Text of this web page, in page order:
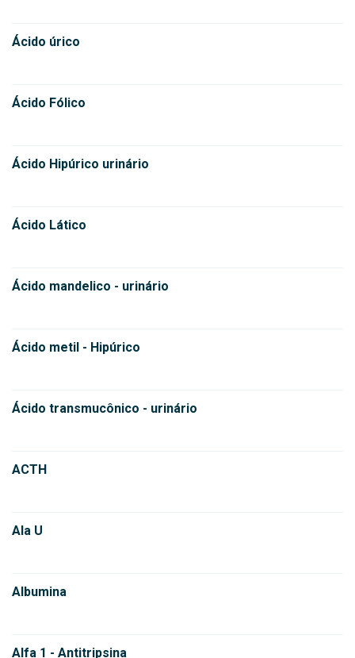
Ácido úrico
Ácido Fólico
Ácido Hipúrico urinário
Ácido Lático
Ácido mandelico - urinário
Ácido metil - Hipúrico
Ácido transmucônico - urinário
ACTH
Ala U
Albumina
Alfa 1 - Antitripsina